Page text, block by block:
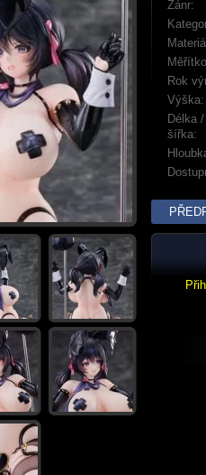
Žánr:
Rok
Výška:
Délka /
šířka: